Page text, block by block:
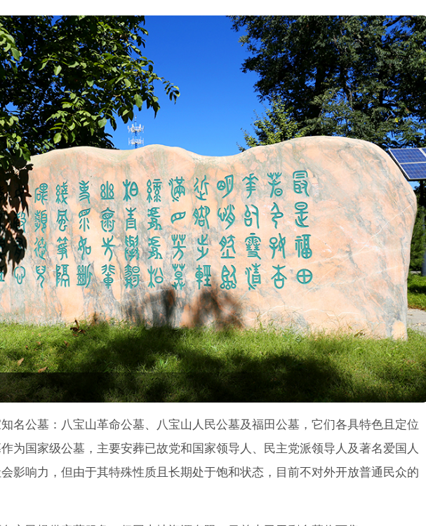
名公墓：八宝山革命公墓、八宝山人民公墓及福田公墓，它们各具特色且定位
为国家级公墓，主要安葬已故党和国家领导人、民主党派领导人及著名爱国人
影响力，但由于其特殊性质且长期处于饱和状态，目前不对外开放普通民众的